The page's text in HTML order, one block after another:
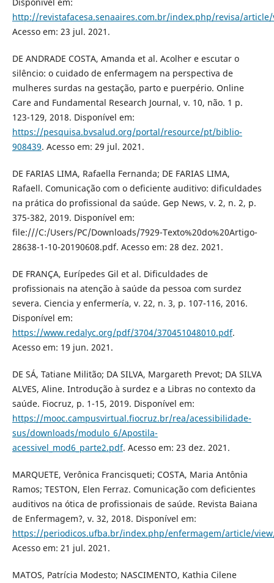
http://revistafacesa.senaaires.com.br/index.php/revisa/
Acesso em: 23 jul. 2021.
DE ANDRADE COSTA, Amanda et al. Acolher e escutar o
silêncio: o cuidado de enfermagem na perspectiva de
mulheres surdas na gestação, parto e puerpério. Online
Care and Fundamental Research Journal, v. 10, não. 1 p.
123-129, 2018. Disponível em:
https://pesquisa.bvsalud.org/portal/resource/pt/biblio-
908439. Acesso em: 29 jul. 2021.
DE FARIAS LIMA, Rafaella Fernanda; DE FARIAS LIMA,
Rafaell. Comunicação com o deficiente auditivo: dificuldades
na prática do profissional da saúde. Gep News, v. 2, n. 2, p.
375-382, 2019. Disponível em:
file:///C:/Users/PC/Downloads/7929-Texto%20do%20Artigo-
28638-1-10-20190608.pdf. Acesso em: 28 dez. 2021.
DE FRANÇA, Eurípedes Gil et al. Dificuldades de
profissionais na atenção à saúde da pessoa com surdez
severa. Ciencia y enfermería, v. 22, n. 3, p. 107-116, 2016.
Disponível em:
https://www.redalyc.org/pdf/3704/370451048010.pdf.
Acesso em: 19 jun. 2021.
DE SÁ, Tatiane Militão; DA SILVA, Margareth Prevot; DA SILVA
ALVES, Aline. Introdução à surdez e a Libras no contexto da
saúde. Fiocruz, p. 1-15, 2019. Disponível em:
https://mooc.campusvirtual.fiocruz.br/rea/acessibilidade-
sus/downloads/modulo_6/Apostila-
acessivel_mod6_parte2.pdf. Acesso em: 23 dez. 2021.
MARQUETE, Verônica Francisqueti; COSTA, Maria Antônia
Ramos; TESTON, Elen Ferraz. Comunicação com deficientes
auditivos na ótica de profissionais de saúde. Revista Baiana
de Enfermagem?, v. 32, 2018. Disponível em:
https://periodicos.ufba.br/index.php/enfermagem/article/
Acesso em: 21 jul. 2021.
MATOS, Patrícia Modesto; NASCIMENTO, Kathia Cilene